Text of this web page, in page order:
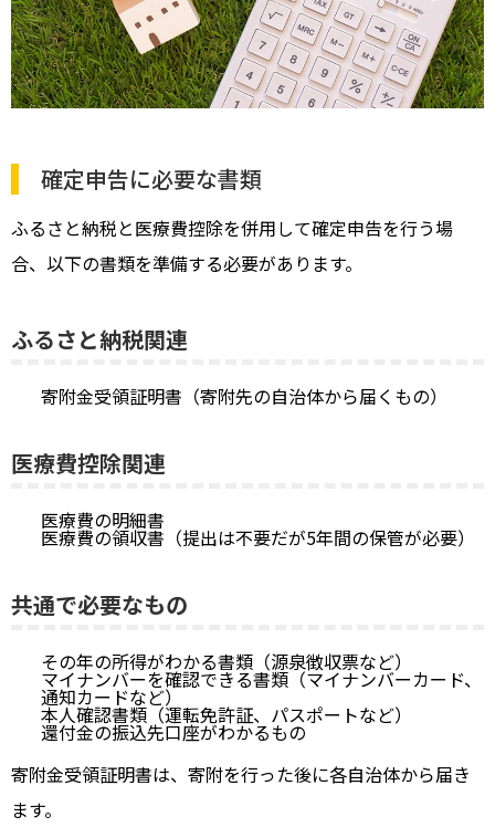
確定申告に必要な書類
ふるさと納税と医療費控除を併用して確定申告を行う場
合、以下の書類を準備する必要があります。
ふるさと納税関連
寄附金受領証明書（寄附先の自治体から届くもの）
医療費控除関連
医療費の明細書
医療費の領収書（提出は不要だが5年間の保管が必要）
共通で必要なもの
その年の所得がわかる書類（源泉徴収票など）
マイナンバーを確認できる書類（マイナンバーカード、
通知カードなど）
本人確認書類（運転免許証、パスポートなど）
還付金の振込先口座がわかるもの
寄附金受領証明書は、寄附を行った後に各自治体から届き
ます。